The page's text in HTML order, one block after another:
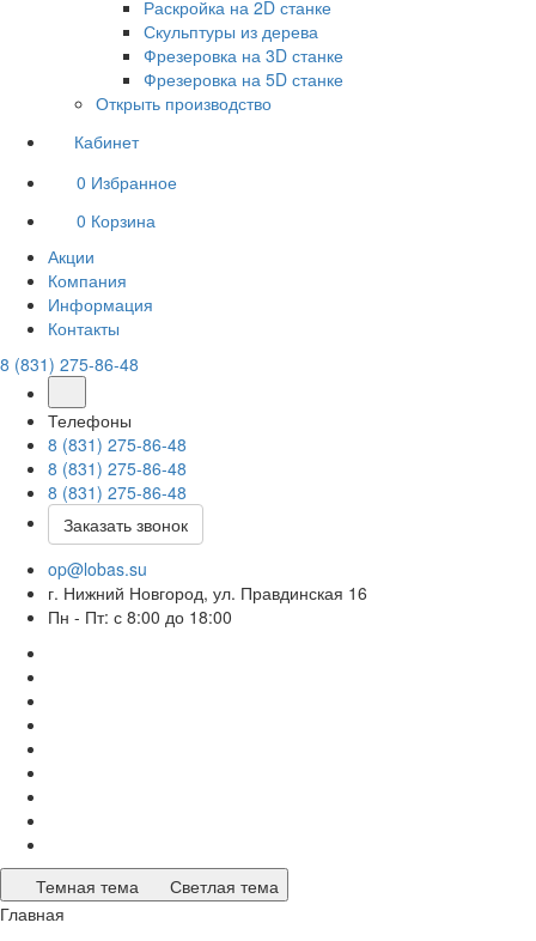
Раскройка на 2D станке
Скульптуры из дерева
Фрезеровка на 3D станке
Фрезеровка на 5D станке
Открыть производство
Кабинет
0 Избранное
0 Корзина
Акции
Компания
Информация
Контакты
8 (831) 275-86-48
Телефоны
8 (831) 275-86-48
8 (831) 275-86-48
8 (831) 275-86-48
Заказать звонок
op@lobas.su
г. Нижний Новгород, ул. Правдинская 16
Пн - Пт: с 8:00 до 18:00
Темная тема
Светлая тема
Главная